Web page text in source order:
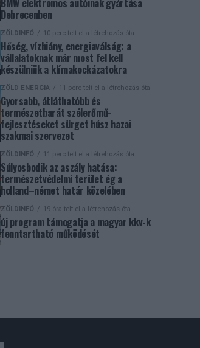
BMW elektromos autóinak gyártása
Debrecenben
ZÖLDINFÓ 10 perc telt el a létrehozás óta
Hőség, vízhiány, energiaválság: a
vállalatoknak már most fel kell
készülniük a klímakockázatokra
ZÖLD ENERGIA 11 perc telt el a létrehozás óta
Gyorsabb, átláthatóbb és
természetbarát szélerőmű-
fejlesztéseket sürget húsz hazai
szakmai szervezet
ZÖLDINFÓ 11 perc telt el a létrehozás óta
Súlyosbodik az aszály hatása:
természetvédelmi terület ég a
holland–német határ közelében
ZÖLDINFÓ 19 óra telt el a létrehozás óta
új program támogatja a magyar kkv-k
fenntartható működését